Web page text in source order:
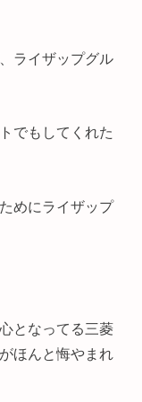
ライザップグル
でもしてくれた
めにライザップ
となってる三菱
ほんと悔やまれ